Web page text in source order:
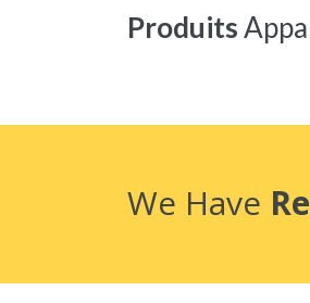
Produits
We Have